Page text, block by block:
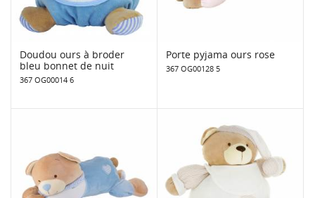
Doudou ours à broder
bleu bonnet de nuit
367 OG00014 6
Porte pyjama ours rose
367 OG00128 5